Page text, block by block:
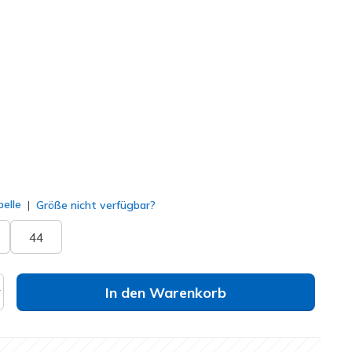
Größe nicht verfügbar?
44
In den Warenkorb